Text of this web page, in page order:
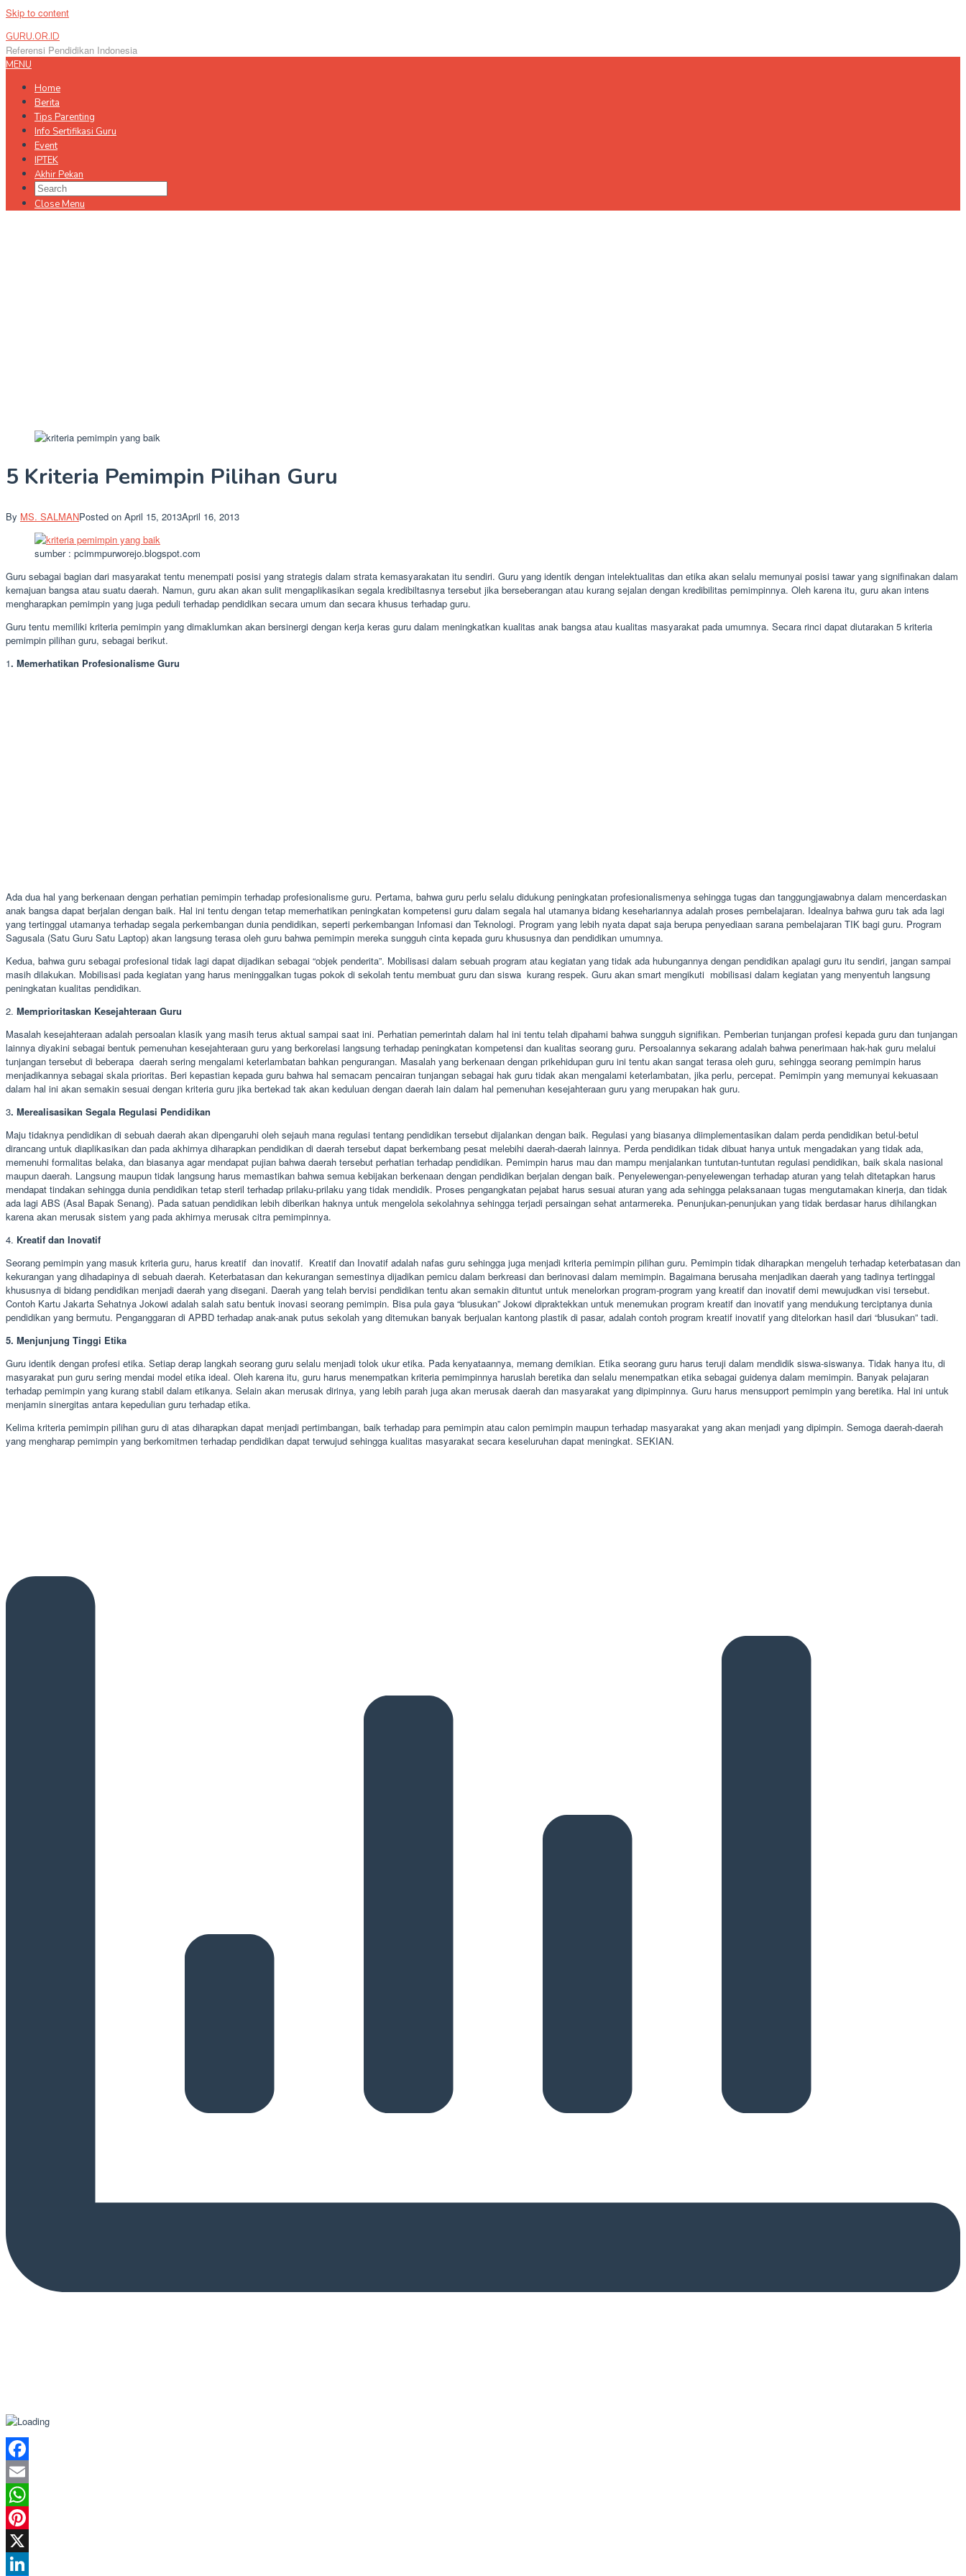
Skip to content
GURU.OR.ID
Referensi Pendidikan Indonesia
MENU
Home
Berita
Tips Parenting
Info Sertifikasi Guru
Event
IPTEK
Akhir Pekan
Close Menu
5 Kriteria Pemimpin Pilihan Guru
By MS. SALMANPosted on April 15, 2013April 16, 2013
sumber : pcimmpurworejo.blogspot.com
Guru sebagai bagian dari masyarakat tentu menempati posisi yang strategis dalam strata kemasyarakatan itu sendiri. Guru yang identik dengan intelektualitas dan etika akan selalu memunyai posisi tawar yang signifinakan dalam
kemajuan bangsa atau suatu daerah. Namun, guru akan akan sulit mengaplikasikan segala kredibiltasnya tersebut jika berseberangan atau kurang sejalan dengan kredibilitas pemimpinnya. Oleh karena itu, guru akan intens
mengharapkan pemimpin yang juga peduli terhadap pendidikan secara umum dan secara khusus terhadap guru.
Guru tentu memiliki kriteria pemimpin yang dimaklumkan akan bersinergi dengan kerja keras guru dalam meningkatkan kualitas anak bangsa atau kualitas masyarakat pada umumnya. Secara rinci dapat diutarakan 5 kriteria
pemimpin pilihan guru, sebagai berikut.
1. Memerhatikan Profesionalisme Guru
Ada dua hal yang berkenaan dengan perhatian pemimpin terhadap profesionalisme guru. Pertama, bahwa guru perlu selalu didukung peningkatan profesionalismenya sehingga tugas dan tanggungjawabnya dalam mencerdaskan
anak bangsa dapat berjalan dengan baik. Hal ini tentu dengan tetap memerhatikan peningkatan kompetensi guru dalam segala hal utamanya bidang kesehariannya adalah proses pembelajaran. Idealnya bahwa guru tak ada lagi
yang tertinggal utamanya terhadap segala perkembangan dunia pendidikan, seperti perkembangan Infomasi dan Teknologi. Program yang lebih nyata dapat saja berupa penyediaan sarana pembelajaran TIK bagi guru. Program
Sagusala (Satu Guru Satu Laptop) akan langsung terasa oleh guru bahwa pemimpin mereka sungguh cinta kepada guru khususnya dan pendidikan umumnya.
Kedua, bahwa guru sebagai profesional tidak lagi dapat dijadikan sebagai “objek penderita”. Mobilisasi dalam sebuah program atau kegiatan yang tidak ada hubungannya dengan pendidikan apalagi guru itu sendiri, jangan sampai
masih dilakukan. Mobilisasi pada kegiatan yang harus meninggalkan tugas pokok di sekolah tentu membuat guru dan siswa kurang respek. Guru akan smart mengikuti mobilisasi dalam kegiatan yang menyentuh langsung
peningkatan kualitas pendidikan.
2. Memprioritaskan Kesejahteraan Guru
Masalah kesejahteraan adalah persoalan klasik yang masih terus aktual sampai saat ini. Perhatian pemerintah dalam hal ini tentu telah dipahami bahwa sungguh signifikan. Pemberian tunjangan profesi kepada guru dan tunjangan
lainnya diyakini sebagai bentuk pemenuhan kesejahteraan guru yang berkorelasi langsung terhadap peningkatan kompetensi dan kualitas seorang guru. Persoalannya sekarang adalah bahwa penerimaan hak-hak guru melalui
tunjangan tersebut di beberapa daerah sering mengalami keterlambatan bahkan pengurangan. Masalah yang berkenaan dengan prikehidupan guru ini tentu akan sangat terasa oleh guru, sehingga seorang pemimpin harus
menjadikannya sebagai skala prioritas. Beri kepastian kepada guru bahwa hal semacam pencairan tunjangan sebagai hak guru tidak akan mengalami keterlambatan, jika perlu, percepat. Pemimpin yang memunyai kekuasaan
dalam hal ini akan semakin sesuai dengan kriteria guru jika bertekad tak akan keduluan dengan daerah lain dalam hal pemenuhan kesejahteraan guru yang merupakan hak guru.
3. Merealisasikan Segala Regulasi Pendidikan
Maju tidaknya pendidikan di sebuah daerah akan dipengaruhi oleh sejauh mana regulasi tentang pendidikan tersebut dijalankan dengan baik. Regulasi yang biasanya diimplementasikan dalam perda pendidikan betul-betul
dirancang untuk diaplikasikan dan pada akhirnya diharapkan pendidikan di daerah tersebut dapat berkembang pesat melebihi daerah-daerah lainnya. Perda pendidikan tidak dibuat hanya untuk mengadakan yang tidak ada,
memenuhi formalitas belaka, dan biasanya agar mendapat pujian bahwa daerah tersebut perhatian terhadap pendidikan. Pemimpin harus mau dan mampu menjalankan tuntutan-tuntutan regulasi pendidikan, baik skala nasional
maupun daerah. Langsung maupun tidak langsung harus memastikan bahwa semua kebijakan berkenaan dengan pendidikan berjalan dengan baik. Penyelewengan-penyelewengan terhadap aturan yang telah ditetapkan harus
mendapat tindakan sehingga dunia pendidikan tetap steril terhadap prilaku-prilaku yang tidak mendidik. Proses pengangkatan pejabat harus sesuai aturan yang ada sehingga pelaksanaan tugas mengutamakan kinerja, dan tidak
ada lagi ABS (Asal Bapak Senang). Pada satuan pendidikan lebih diberikan haknya untuk mengelola sekolahnya sehingga terjadi persaingan sehat antarmereka. Penunjukan-penunjukan yang tidak berdasar harus dihilangkan
karena akan merusak sistem yang pada akhirnya merusak citra pemimpinnya.
4. Kreatif dan Inovatif
Seorang pemimpin yang masuk kriteria guru, harus kreatif dan inovatif. Kreatif dan Inovatif adalah nafas guru sehingga juga menjadi kriteria pemimpin pilihan guru. Pemimpin tidak diharapkan mengeluh terhadap keterbatasan dan
kekurangan yang dihadapinya di sebuah daerah. Keterbatasan dan kekurangan semestinya dijadikan pemicu dalam berkreasi dan berinovasi dalam memimpin. Bagaimana berusaha menjadikan daerah yang tadinya tertinggal
khususnya di bidang pendidikan menjadi daerah yang disegani. Daerah yang telah bervisi pendidikan tentu akan semakin dituntut untuk menelorkan program-program yang kreatif dan inovatif demi mewujudkan visi tersebut.
Contoh Kartu Jakarta Sehatnya Jokowi adalah salah satu bentuk inovasi seorang pemimpin. Bisa pula gaya “blusukan” Jokowi dipraktekkan untuk menemukan program kreatif dan inovatif yang mendukung terciptanya dunia
pendidikan yang bermutu. Penganggaran di APBD terhadap anak-anak putus sekolah yang ditemukan banyak berjualan kantong plastik di pasar, adalah contoh program kreatif inovatif yang ditelorkan hasil dari “blusukan” tadi.
5. Menjunjung Tinggi Etika
Guru identik dengan profesi etika. Setiap derap langkah seorang guru selalu menjadi tolok ukur etika. Pada kenyataannya, memang demikian. Etika seorang guru harus teruji dalam mendidik siswa-siswanya. Tidak hanya itu, di
masyarakat pun guru sering mendai model etika ideal. Oleh karena itu, guru harus menempatkan kriteria pemimpinnya haruslah beretika dan selalu menempatkan etika sebagai guidenya dalam memimpin. Banyak pelajaran
terhadap pemimpin yang kurang stabil dalam etikanya. Selain akan merusak dirinya, yang lebih parah juga akan merusak daerah dan masyarakat yang dipimpinnya. Guru harus mensupport pemimpin yang beretika. Hal ini untuk
menjamin sinergitas antara kepedulian guru terhadap etika.
Kelima kriteria pemimpin pilihan guru di atas diharapkan dapat menjadi pertimbangan, baik terhadap para pemimpin atau calon pemimpin maupun terhadap masyarakat yang akan menjadi yang dipimpin. Semoga daerah-daerah
yang mengharap pemimpin yang berkomitmen terhadap pendidikan dapat terwujud sehingga kualitas masyarakat secara keseluruhan dapat meningkat. SEKIAN.
Facebook
Email
WhatsApp
Pinterest
X